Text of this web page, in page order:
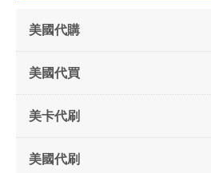
美國代購
美國代買
美卡代刷
美國代刷